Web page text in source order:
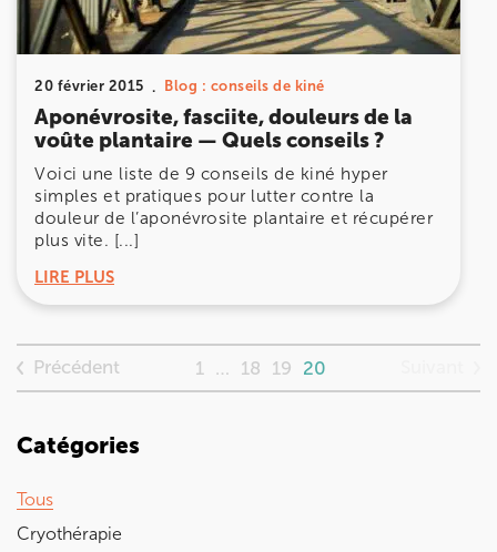
20 février 2015 Blog : conseils de kiné
Aponévrosite, fasciite, douleurs de la
voûte plantaire — Quels conseils ?
Voici une liste de 9 conseils de kiné hyper
simples et pratiques pour lutter contre la
douleur de l’aponévrosite plantaire et récupérer
plus vite. [...]
LIRE PLUS
Précédent 1 … 18 19 20
Catégories
Tous
Cryothérapie
Prenez RDV sur
KOSS PARIS 8
74 Bd Haussmann 75008 Paris
74 Bd Haussmann 75008 Paris
01 44 71 93 74
Prenez RDV sur
Prenez RDV sur
IK MORANGIS
85 Av. de Balzac 91420 Morangis
01 64 48 35 84
Prenez RDV sur